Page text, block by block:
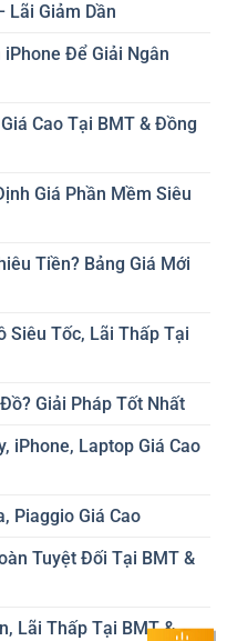
Lãi Giảm Dần
Để Giải Ngân
Cao Tại BMT & Đồng
Giá Phần Mềm Siêu
Tiền? Bảng Giá Mới
Siêu Tốc, Lãi Thấp Tại
Giải Pháp Tốt Nhất
iPhone, Laptop Giá Cao
Piaggio Giá Cao
Tuyệt Đối Tại BMT &
Lãi Thấp Tại BMT &